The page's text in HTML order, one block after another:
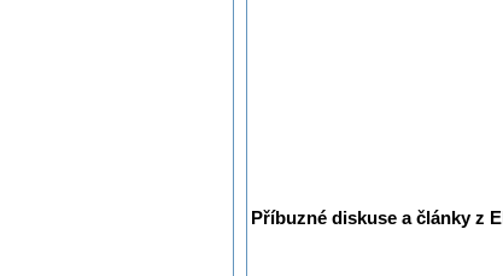
Příbuzné diskuse a články z